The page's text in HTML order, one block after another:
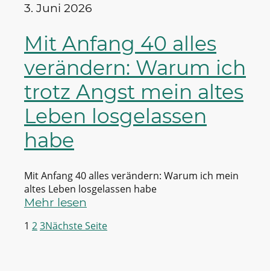
3. Juni 2026
Mit Anfang 40 alles
verändern: Warum ich
trotz Angst mein altes
Leben losgelassen
habe
Mit Anfang 40 alles verändern: Warum ich mein
altes Leben losgelassen habe
Mehr lesen
1 23Nächste Seite